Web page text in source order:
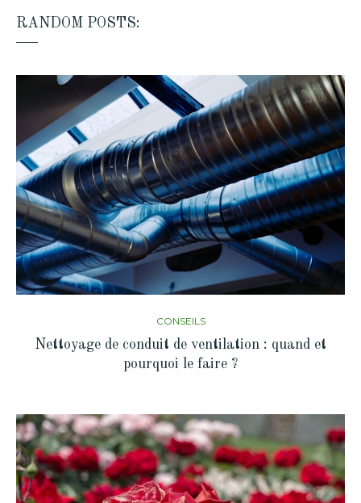
RANDOM POSTS:
CONSEILS
Nettoyage de conduit de ventilation : quand et
pourquoi le faire ?